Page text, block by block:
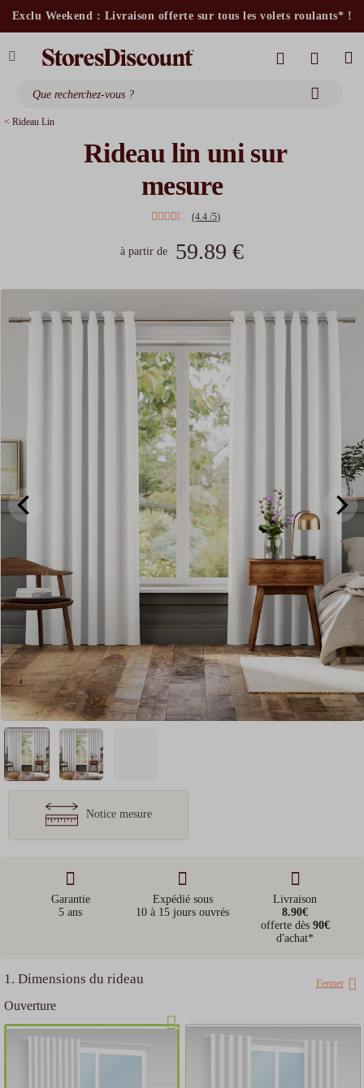
Exclu Weekend : Livraison offerte sur tous les volets roulants* !
stores bannes standards
moustiquaires
< Rideau Lin
Rideau lin uni sur
mesure
(4.4 /5)
à partir de 59.89 €
Notice mesure
Garantie
5 ans
Expédié sous
10 à 15 jours ouvrés
Livraison
8.90€
offerte dès 90€
d'achat*
1. Dimensions du rideau Fermer
Ouverture